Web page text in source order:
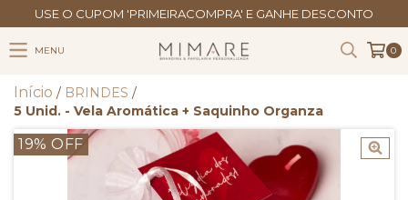
USE O CUPOM 'PRIMEIRACOMPRA' E GANHE DESCONTO
MENU 0
Início / BRINDES /
5 Unid. - Vela Aromática + Saquinho Organza
19% OFF